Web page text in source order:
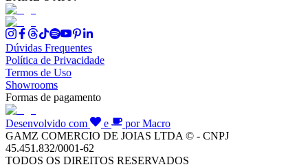
Dúvidas Frequentes
Política de Privacidade
Termos de Uso
Showrooms
Formas de pagamento
Desenvolvido com e
por Macro
GAMZ COMERCIO DE JOIAS LTDA © - CNPJ
45.451.832/0001-62
TODOS OS DIREITOS RESERVADOS